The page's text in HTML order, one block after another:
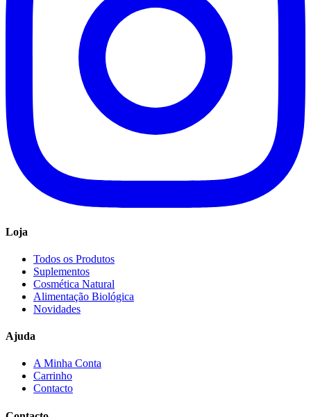
Loja
Todos os Produtos
Suplementos
Cosmética Natural
Alimentação Biológica
Novidades
Ajuda
A Minha Conta
Carrinho
Contacto